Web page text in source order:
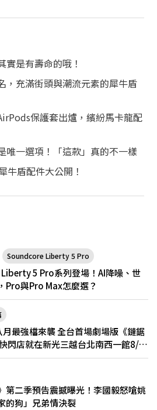
實是有壽命的哦！
，充滿街頭與潮流元素的犀牛盾
保護套出爐，繽紛馬卡龍配
唯一選項！「這款」真的不一樣
盾配件大公開！
Soundcore Liberty 5 Pro
5 Pro系列登場！AI降噪、世
Pro與Pro Max怎麼選？
月最強檔來襲 全台首場劇場版《鏈鋸
閃店就在新光三越台北南西一館8/6
第二季預告震撼曝光！李國毅怒嗆姚
的狗」兄弟情決裂